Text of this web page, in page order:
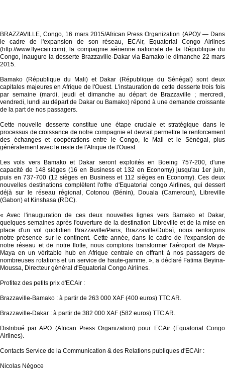
BRAZZAVILLE, Congo, 16 mars 2015/African Press Organization (APO)/ — Dans
le cadre de l'expansion de son réseau, ECAir, Equatorial Congo Airlines
(http://www.flyecair.com), la compagnie aérienne nationale de la République du
Congo, inaugure la desserte Brazzaville-Dakar via Bamako le dimanche 22 mars
2015.
Bamako (République du Mali) et Dakar (République du Sénégal) sont deux
capitales majeures en Afrique de l'Ouest. L'instauration de cette desserte trois fois
par semaine (mardi, jeudi et dimanche au départ de Brazzaville ; mercredi,
vendredi, lundi au départ de Dakar ou Bamako) répond à une demande croissante
de la part de nos passagers.
Cette nouvelle desserte constitue une étape cruciale et stratégique dans le
processus de croissance de notre compagnie et devrait permettre le renforcement
des échanges et coopérations entre le Congo, le Mali et le Sénégal, plus
généralement avec le reste de l'Afrique de l'Ouest.
Les vols vers Bamako et Dakar seront exploités en Boeing 757-200, d'une
capacité de 148 sièges (16 en Business et 132 en Economy) jusqu'au 1er juin,
puis en 737-700 (12 sièges en Business et 112 sièges en Economy). Ces deux
nouvelles destinations complètent l'offre d'Equatorial congo Airlines, qui dessert
déjà sur le réseau régional, Cotonou (Bénin), Douala (Cameroun), Libreville
(Gabon) et Kinshasa (RDC).
« Avec l'inauguration de ces deux nouvelles lignes vers Bamako et Dakar,
quelques semaines après l'ouverture de la destination Libreville et de la mise en
place d'un vol quotidien Brazzaville/Paris, Brazzaville/Dubaï, nous renforçons
notre présence sur le continent. Cette année, dans le cadre de l'expansion de
notre réseau et de notre flotte, nous comptons transformer l'aéroport de Maya-
Maya en un véritable hub en Afrique centrale en offrant à nos passagers de
nombreuses rotations et un service de haute-gamme. », a déclaré Fatima Beyina-
Moussa, Directeur général d'Equatorial Congo Airlines.
Profitez des petits prix d'ECAir :
Brazzaville-Bamako : à partir de 263 000 XAF (400 euros) TTC AR.
Brazzaville-Dakar : à partir de 382 000 XAF (582 euros) TTC AR.
Distribué par APO (African Press Organization) pour ECAir (Equatorial Congo
Airlines).
Contacts Service de la Communication & des Relations publiques d'ECAir :
Nicolas Négoce